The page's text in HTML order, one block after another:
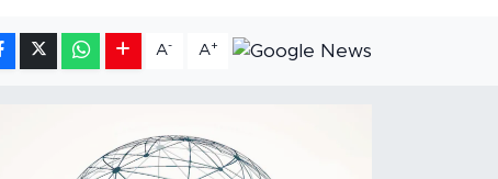
A- A+